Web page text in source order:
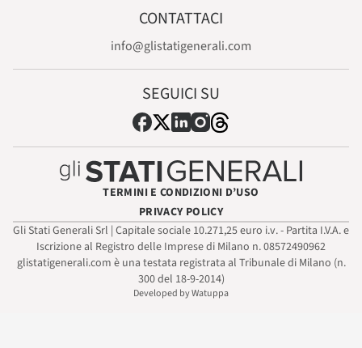
CONTATTACI
info@glistatigenerali.com
SEGUICI SU
TERMINI E CONDIZIONI D’USO
PRIVACY POLICY
Gli Stati Generali Srl | Capitale sociale 10.271,25 euro i.v. - Partita I.V.A. e
Iscrizione al Registro delle Imprese di Milano n. 08572490962
glistatigenerali.com è una testata registrata al Tribunale di Milano (n.
300 del 18-9-2014)
Developed by Watuppa